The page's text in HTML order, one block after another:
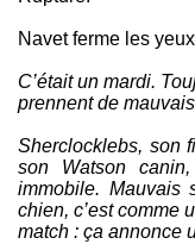
Navet ferme les
C’était un mardi.
prennent de
Sherclocklebs, son
son Watson
immobile. Mauvais
chien, c’est comme
match : ça annonce